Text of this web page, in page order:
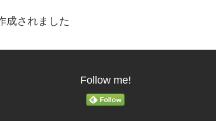
成されました
Follow me!